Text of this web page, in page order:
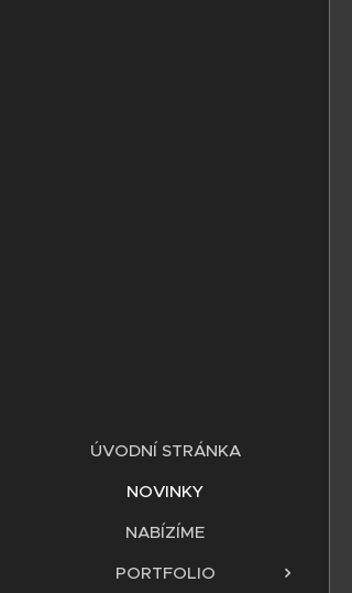
ÚVODNÍ STRÁNKA
NOVINKY
NABÍZÍME
PORTFOLIO